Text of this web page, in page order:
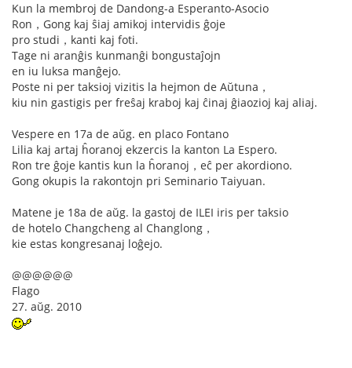
Kun la membroj de Dandong-a Esperanto-Asocio
Ron，Gong kaj ŝiaj amikoj intervidis ĝoje
pro studi，kanti kaj foti.
Tage ni aranĝis kunmanĝi bongustaĵojn
en iu luksa manĝejo.
Poste ni per taksioj vizitis la hejmon de Aŭtuna，
kiu nin gastigis per freŝaj kraboj kaj ĉinaj ĝiaozioj kaj aliaj.
Vespere en 17a de aŭg. en placo Fontano
Lilia kaj artaj ĥoranoj ekzercis la kanton La Espero.
Ron tre ĝoje kantis kun la ĥoranoj，eĉ per akordiono.
Gong okupis la rakontojn pri Seminario Taiyuan.
Matene je 18a de aŭg. la gastoj de ILEI iris per taksio
de hotelo Changcheng al Changlong，
kie estas kongresanaj loĝejo.
@@@@@@
Flago
27. aŭg. 2010